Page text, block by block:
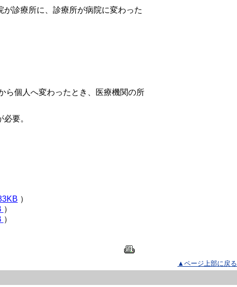
が診療所に、診療所が病院に変わった
ら個人へ変わったとき、医療機関の所
要。
）
）
）
▲ページ上部に戻る